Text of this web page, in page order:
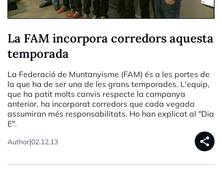
La FAM incorpora corredors aquesta
temporada
La Federació de Muntanyisme (FAM) és a les portes de
la que ha de ser una de les grans temporades. L'equip,
que ha patit molts canvis respecte la campanya
anterior, ha incorporat corredors que cada vegada
assumiran més responsabilitats. Ho han explicat al "Dia
E".
Author|02.12.13 share